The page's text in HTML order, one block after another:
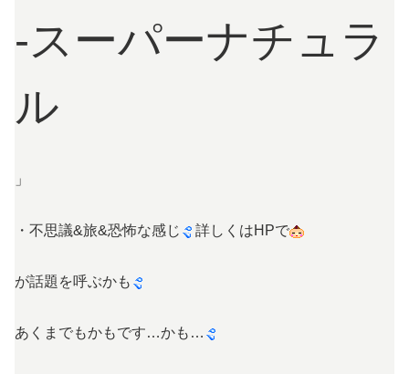
-スーパーナチュラ
ル
」
・不思議&旅&恐怖な感じ 詳しくはHPで
が話題を呼ぶかも
あくまでもかもです…かも…